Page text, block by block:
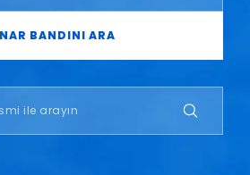
BANDINI ARA